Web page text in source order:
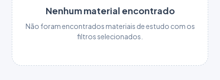
Nenhum material encontrado
Não foram encontrados materiais de estudo com os
filtros selecionados.